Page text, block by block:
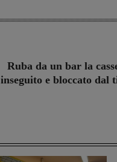
Ruba da un bar la
inseguito e bloccato dal